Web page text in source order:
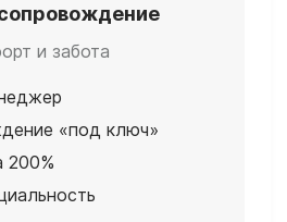
и забота
«под ключ»
200%